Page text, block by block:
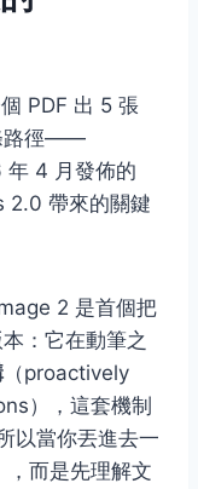
PDF 出 5 張
路徑——
年 4 月發佈的
2.0 帶來的關鍵
2 是首個把
：它在動筆之
（proactively
），這套機制
以當你丟進去一
，而是先理解文